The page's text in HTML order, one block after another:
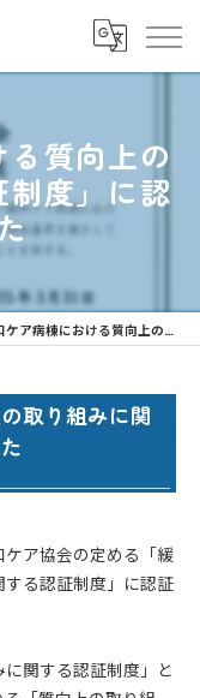
る質向上の
度」に認
棟における質向上の取り組みに関する認証制度」に認証されました
取り組みに関
ア協会の定める「緩
る認証制度」に認証
に関する認証制度」と